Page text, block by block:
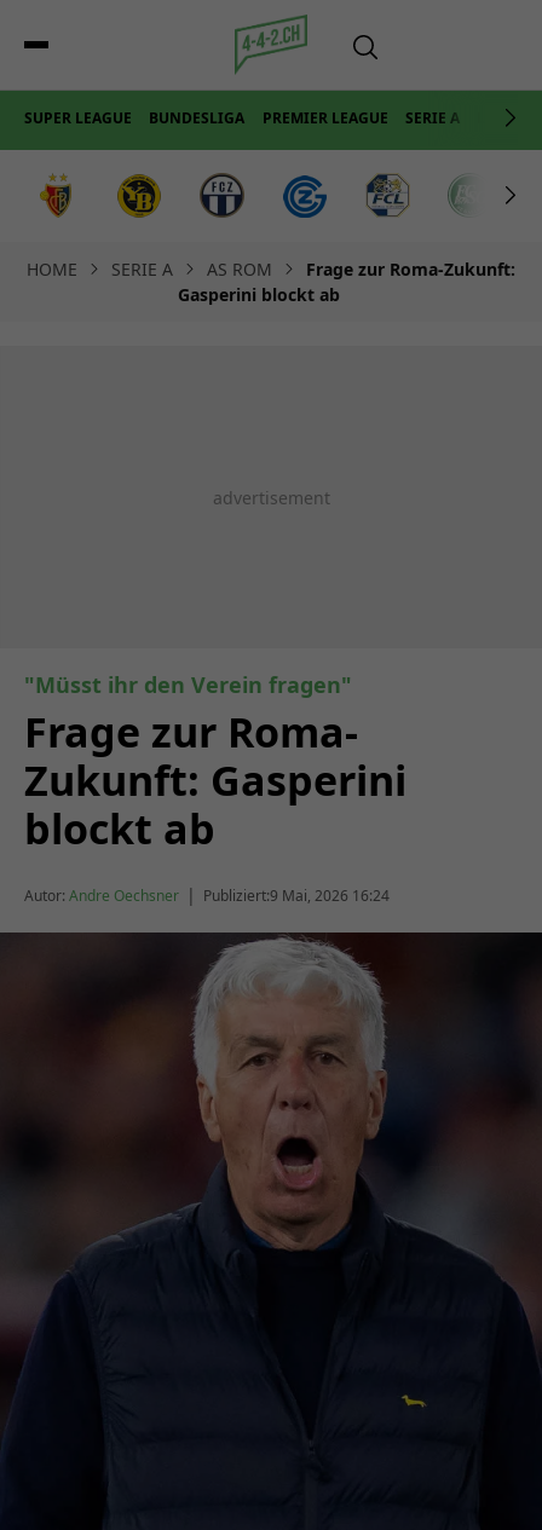
SUPER LEAGUE BUNDESLIGA PREMIER LEAGUE SERIE A LA LIGA
HOME SERIE A AS ROM
Frage zur Roma-Zukunft:
Gasperini blockt ab
"Müsst ihr den Verein fragen"
Frage zur Roma-
Zukunft: Gasperini
blockt ab
Autor: Andre Oechsner | Publiziert:9 Mai, 2026 16:24